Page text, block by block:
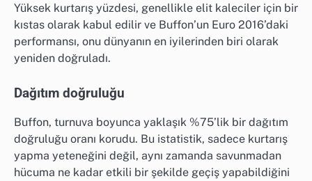
Yüksek kurtarış yüzdesi, genellikle elit kaleciler için bir
kıstas olarak kabul edilir ve Buffon’un Euro 2016’daki
performansı, onu dünyanın en iyilerinden biri olarak
yeniden doğruladı.
Dağıtım doğruluğu
Buffon, turnuva boyunca yaklaşık %75’lik bir dağıtım
doğruluğu oranı korudu. Bu istatistik, sadece kurtarış
yapma yeteneğini değil, aynı zamanda savunmadan
hücuma ne kadar etkili bir şekilde geçiş yapabildiğini